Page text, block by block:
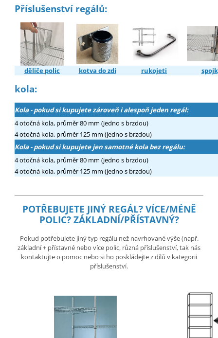
Příslušenství regálů:
děliče polic kotva do zdi rukojeti
kola:
Kola - pokud si kupujete zároveň i alespoň jeden regál:
4 otočná kola, průměr 80 mm (jedno s brzdou)
4 otočná kola, průměr 125 mm (jedno s brzdou)
Kola - pokud si kupujete jen samotné kola bez regálu:
4 otočná kola, průměr 80 mm (jedno s brzdou)
4 otočná kola, průměr 125 mm (jedno s brzdou)
POTŘEBUJETE JINÝ REGÁL? VÍCE/MÉNĚ
POLIC? ZÁKLADNÍ/PŘÍSTAVNÝ?
Pokud potřebujete jiný typ regálu než navrhované výše (např.
základní + přístavné nebo více polic, různá příslušenství, tak nás
kontaktujte o pomoc nebo si ho poskládejte z dílů v kategorii
příslušenství.